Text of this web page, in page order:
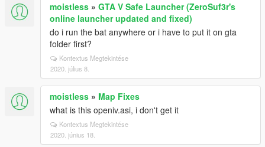
moistless » GTA V Safe Launcher (ZeroSuf3r's
online launcher updated and fixed)
do i run the bat anywhere or i have to put it on gta
folder first?
Kontextus Megtekintése
2020. július 8.
moistless » Map Fixes
what is this openiv.asi, i don't get it
Kontextus Megtekintése
2020. június 18.